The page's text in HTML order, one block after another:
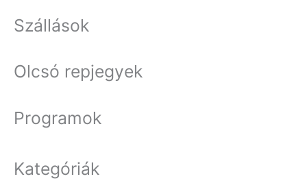
Szállások
Olcsó repjegyek
Programok
Kategóriák